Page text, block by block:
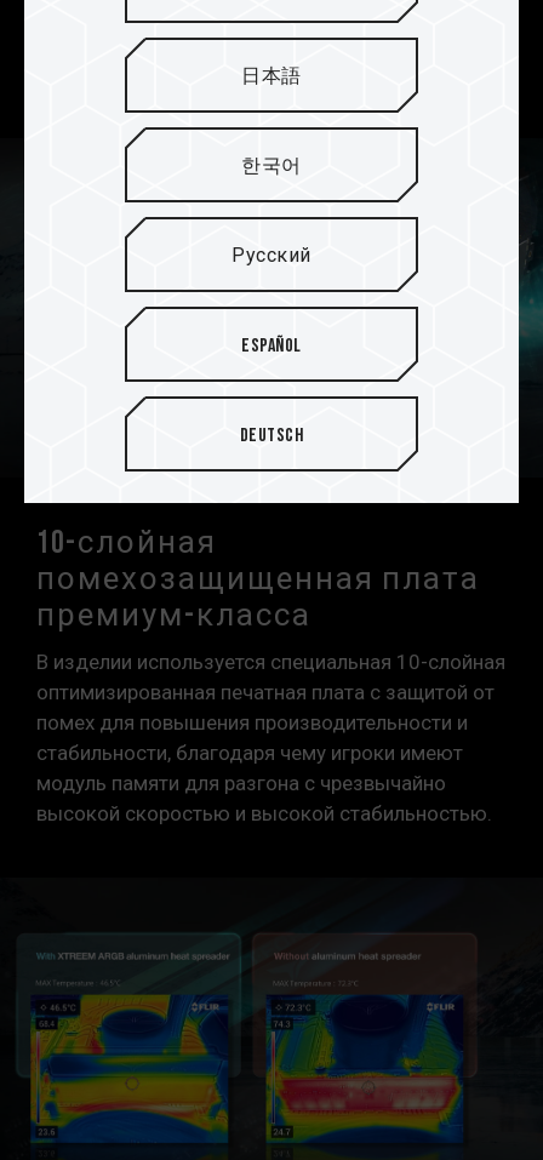
неповторимый внешний вид, благодаря чему
игровой компьютер приобретает уникальный
дизайн в стильной белой тематике.
10-слойная
помехозащищенная плата
премиум-класса
В изделии используется специальная 10-слойная
оптимизированная печатная плата с защитой от
помех для повышения производительности и
стабильности, благодаря чему игроки имеют
модуль памяти для разгона с чрезвычайно
высокой скоростью и высокой стабильностью.
日本語
한국어
Русский
Español
Deutsch